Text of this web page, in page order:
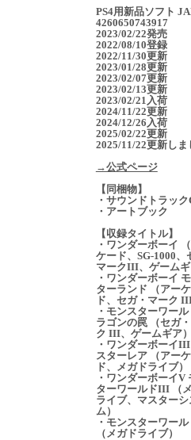
PS4用新品ソフト
4260650743917
2023/02/22発売
2022/08/10登録
2022/11/30更新
2023/01/28更新
2023/02/07更新
2023/02/13更新
2023/02/21入荷
2024/11/22更新
2024/12/26入荷
2025/02/22更新
2025/11/22更新しま
→公式ページ
【同梱物】
・サウンドトラック
・アートブック
【収録タイトル】
・ワンダーボーイ
ケード、SG-1000、
マークIII、ゲーム
・ワンダーボーイ
ターランド （アー
ド、セガ・マーク
・モンスターワー
ラゴンの罠 （セガ
ク III、ゲームギア
・ワンダーボーイ
スターレア （アー
ド、メガドライブ）
・ワンダーボーイV
ターワールドIII （
ライブ、マスターシ
ム）
・モンスターワー
（メガドライブ）